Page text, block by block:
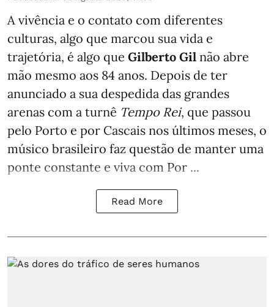
A vivência e o contato com diferentes
culturas, algo que marcou sua vida e
trajetória, é algo que Gilberto Gil não abre
mão mesmo aos 84 anos. Depois de ter
anunciado a sua despedida das grandes
arenas com a turnê Tempo Rei, que passou
pelo Porto e por Cascais nos últimos meses, o
músico brasileiro faz questão de manter uma
ponte constante e viva com Por ...
Read More